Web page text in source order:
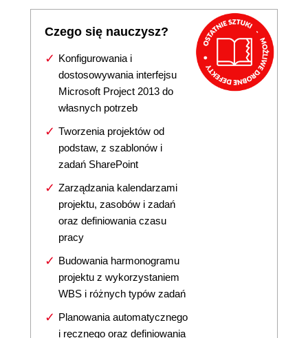
Czego się nauczysz?
Konfigurowania i
dostosowywania interfejsu
Microsoft Project 2013 do
własnych potrzeb
Tworzenia projektów od
podstaw, z szablonów i
zadań SharePoint
Zarządzania kalendarzami
projektu, zasobów i zadań
oraz definiowania czasu
pracy
Budowania harmonogramu
projektu z wykorzystaniem
WBS i różnych typów zadań
Planowania automatycznego
i ręcznego oraz definiowania